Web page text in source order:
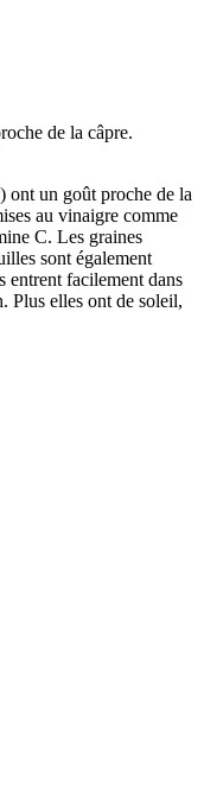
de la câpre.
) ont un goût proche de la
au vinaigre comme
C. Les graines
sont également
entrent facilement dans
Plus elles ont de soleil,